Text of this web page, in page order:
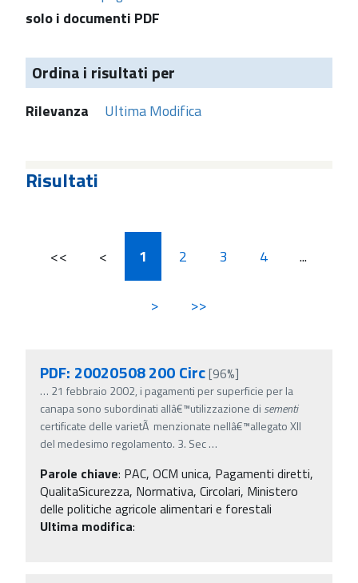
solo i documenti PDF
Ordina i risultati per
Rilevanza Ultima Modifica
Risultati
<< < 1 2 3 4 ...
> >>
PDF: 20020508 200 Circ[96%]
… 21 febbraio 2002, i pagamenti per superficie per la
canapa sono subordinati allâ€™utilizzazione di sementi
certificate delle varietÃ menzionate nellâ€™allegato XII
del medesimo regolamento. 3. Sec…
Parole chiave: PAC, OCM unica, Pagamenti diretti,
QualitaSicurezza, Normativa, Circolari, Ministero
delle politiche agricole alimentari e forestali
Ultima modifica: